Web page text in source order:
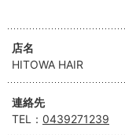
店名
HITOWA HAIR
連絡先
TEL： 0439271239